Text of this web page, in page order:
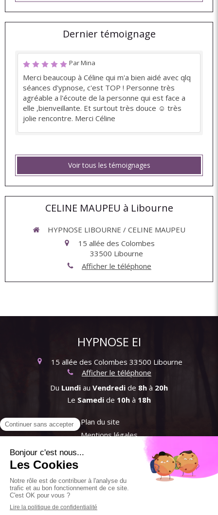
Dernier témoignage
Par Mina
Merci beaucoup à Céline qui m'a bien aidé avec qlq
séances d'ypnose, c'est TOP ! Personne très
agréable a l'écoute de la personne qui est face a
elle ,bienveillante. Et surtout très douce ☺️ très
jolie rencontre. Merci Céline
Voir tous les témoignages
CELINE MAUPEU à Libourne
HYPNOSE LIBOURNE / CELINE MAUPEU
15 allée des Colombes
33500 Libourne
Afficher le téléphone
HYPNOSE EI
15 allée des Colombes 33500 Libourne
Afficher le téléphone
Du Lundi au Vendredi de 8h à 20h
Le Samedi de 10h à 18h
Plan du site
Mentions légales
©2019 HYPNOSE - Hypnothérapeute Libourne